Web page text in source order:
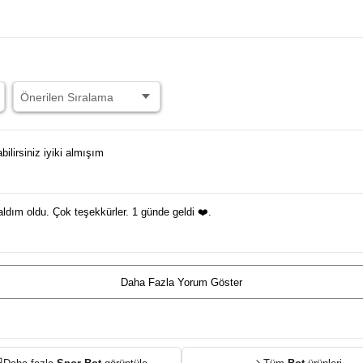
iyiki almışım
oldu. Çok teşekkürler. 1 günde geldi ❤️.
Daha Fazla Yorum Göster